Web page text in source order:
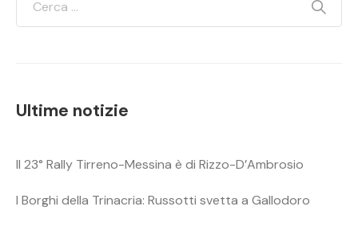
Ultime notizie
Il 23° Rally Tirreno-Messina è di Rizzo-D’Ambrosio
I Borghi della Trinacria: Russotti svetta a Gallodoro